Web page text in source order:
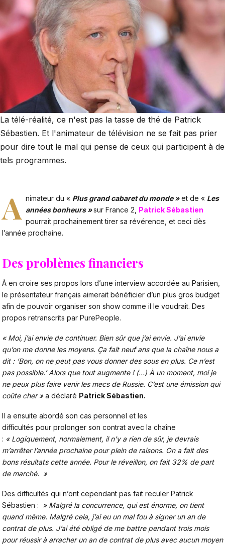
La télé-réalité, ce n'est pas la tasse de thé de Patrick
Sébastien. Et l'animateur de télévision ne se fait pas prier
pour dire tout le mal qui pense de ceux qui participent à de
tels programmes.
A nimateur du « Plus grand cabaret du monde »et de « Les
années bonheurs »sur France 2, Patrick Sébastien
pourrait prochainement tirer sa révérence, et ceci dès
l’année prochaine.
Des problèmes financiers
À en croire ses propos lors d’une interview accordée au Parisien
le présentateur français aimerait bénéficier d’un plus gros budget
afin de pouvoir organiser son show comme il le voudrait. Des
propos retranscrits par PurePeople.
« Moi, j’ai envie de continuer. Bien sûr que j’ai envie. J’ai envie
qu’on me donne les moyens. Ça fait neuf ans que la chaîne nous a
dit : ‘Bon, on ne peut pas vous donner des sous en plus. Ce n’est
pas possible.’ Alors que tout augmente ! (…) À un moment, moi je
ne peux plus faire venir les mecs de Russie. C’est une émission qui
coûte cher »a déclaré Patrick Sébastien.
Il a ensuite abordé son cas personnel et les
difficultés pour prolonger son contrat avec la chaîne
: « Logiquement, normalement, il n’y a rien de sûr, je devrais
m’arrêter l’année prochaine pour plein de raisons. On a fait des
bons résultats cette année. Pour le réveillon, on fait 32% de part
de marché. »
Des difficultés qui n’ont cependant pas fait reculer Patrick
Sébastien : » Malgré la concurrence, qui est énorme, on tient
quand même. Malgré cela, j’ai eu un mal fou à signer un an de
contrat de plus. J’ai été obligé de me battre pendant trois mois
pour réussir à arracher un an de contrat de plus avec aucun moyen